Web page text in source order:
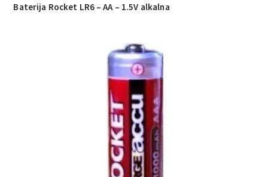
Baterija Rocket LR6 – AA – 1.5V alkalna